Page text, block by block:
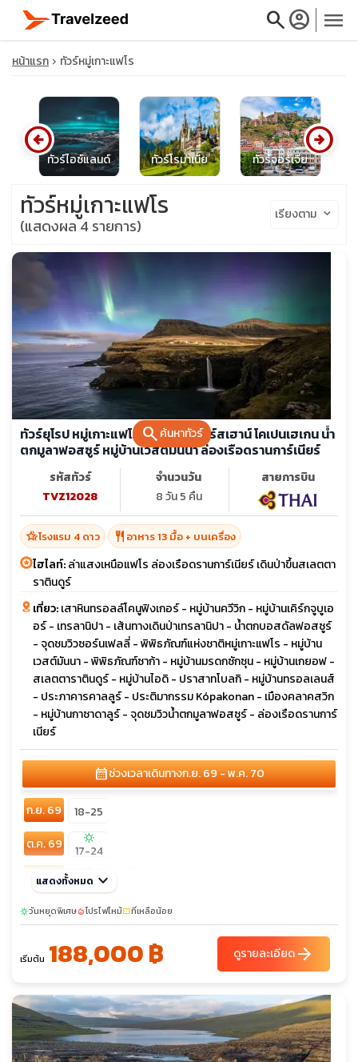
searchaccount_circle menu
close
travel_explore
calendar_month
หน้าแรก ทัวร์หมู่เกาะแฟโร
ทัวร์ไอซ์แลนด์ ทัวร์โรมาเนีย ทัวร์จอร์เจีย
arrow_circle_left arrow_circle_right
searchค้นหาทัวร์
ทัวร์หมู่เกาะแฟโร
(แสดงผล 4 รายการ)
เรียงตาม keyboard_arrow_down
ทัวร์ยุโรป หมู่เกาะแฟโร เดนมาร์ก ทอร์สเฮาน์ โคเปนเฮเกน น้ำ
ตกมูลาฟอสซูร์ หมู่บ้านเวสต์มันนา ล่องเรือดรานการ์เนียร์
รหัสทัวร์
TVZ12028
จำนวนวัน
8 วัน 5 คืน
สายการบิน
hotel_classโรงแรม 4 ดาว restaurant อาหาร 13 มื้อ + บนเครื่อง
ไฮไลท์:ล่าแสงเหนือแฟโร ล่องเรือดรานการ์เนียร์ เดินป่าขึ้นสเลตตา
ราตินดูร์
เที่ยว:เสาหินทรอลล์โคนูฟิงเกอร์ - หมู่บ้านควีวิก - หมู่บ้านเคิร์กจูบูเอ
อร์ - เทรลานิปา - เส้นทางเดินป่าเทรลานิปา - น้ำตกบอสดัลฟอสซูร์
- จุดชมวิวซอร์นเฟลลี่ - พิพิธภัณฑ์แห่งชาติหมู่เกาะแฟโร - หมู่บ้าน
เวสต์มันนา - พิพิธภัณฑ์ซาก้า - หมู่บ้านมรดกซักซุน - หมู่บ้านเกยอฟ -
สเลตตาราตินดูร์ - หมู่บ้านไอดิ - ปราสาทโบลกิ - หมู่บ้านทรอลเลนส์
- ประภาคารคาลลูร์ - ประติมากรรม Kópakonan - เมืองคลาคสวิก
- หมู่บ้านกาซาดาลูร์ - จุดชมวิวน้ำตกมูลาฟอสซูร์ - ล่องเรือดรานการ์
เนียร์
calendar_monthช่วงเวลาเดินทางก.ย. 69 - พ.ค. 70
ก.ย. 69
18-25
ต.ค. 69
sunny
17-24
ธ.ค. 69
sunny
05-12
sunny
ม.ค. 70
23-30
ก.พ. 70
09-16
เม.ย. 70
sunny
10-17
พ.ค. 70
sunny
01-08
แสดงทั้งหมด keyboard_arrow_down
sunnyวันหยุดพิเศษlocal_fire_departmentโปรไฟไหม้confirmation_numberที่เหลือน้อย
เริ่มต้น 188,000 ฿ ดูรายละเอียดarrow_forward